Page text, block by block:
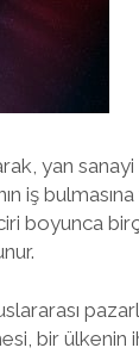
yan sanayi
iş bulmasına
boyunca
bir ülkenin